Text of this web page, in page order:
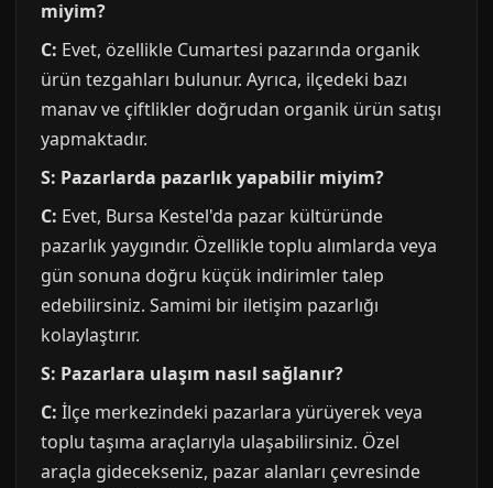
miyim?
C: Evet, özellikle Cumartesi pazarında organik
ürün tezgahları bulunur. Ayrıca, ilçedeki bazı
manav ve çiftlikler doğrudan organik ürün satışı
yapmaktadır.
S: Pazarlarda pazarlık yapabilir miyim?
C: Evet, Bursa Kestel'da pazar kültüründe
pazarlık yaygındır. Özellikle toplu alımlarda veya
gün sonuna doğru küçük indirimler talep
edebilirsiniz. Samimi bir iletişim pazarlığı
kolaylaştırır.
S: Pazarlara ulaşım nasıl sağlanır?
C: İlçe merkezindeki pazarlara yürüyerek veya
toplu taşıma araçlarıyla ulaşabilirsiniz. Özel
araçla gidecekseniz, pazar alanları çevresinde